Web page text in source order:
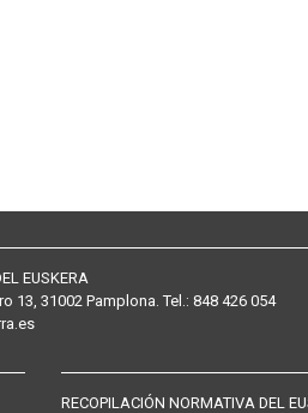
EUSKERA
13, 31002 Pamplona. Tel.: 848 426 054
RECOPILACIÓN NORMATIVA DEL